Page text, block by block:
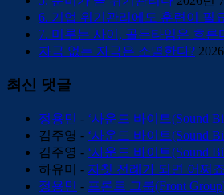
6. 기업 위기관리에도 훈련이 필
7. 미루는 사이, 골든타임은 흐른
자극 없는 자극은 소멸한다?
최신 댓글
정용민 - ‘사운드 바이트(Sound
김주영 - ‘사운드 바이트(Sound
김주영 - ‘사운드 바이트(Sound
하유미
- 자칫 전례가 되면 어쩌
정용민
- 프론트 그룹(Front